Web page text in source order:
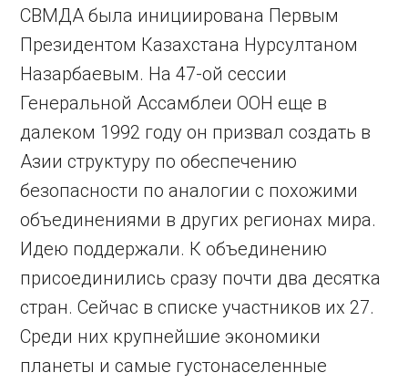
СВМДА была инициирована Первым
Президентом Казахстана Нурсултаном
Назарбаевым. На 47-ой сессии
Генеральной Ассамблеи ООН еще в
далеком 1992 году он призвал создать в
Азии структуру по обеспечению
безопасности по аналогии с похожими
объединениями в других регионах мира.
Идею поддержали. К объединению
присоединились сразу почти два десятка
стран. Сейчас в списке участников их 27.
Среди них крупнейшие экономики
планеты и самые густонаселенные